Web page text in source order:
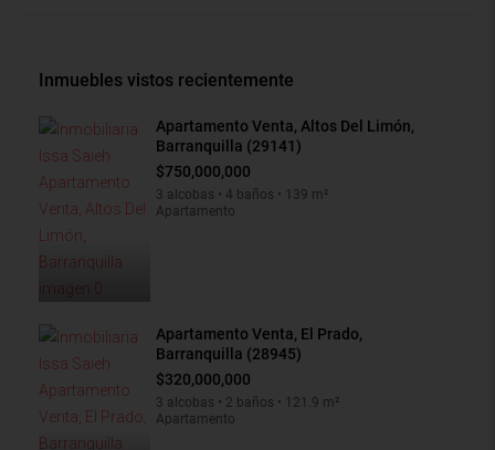
Inmuebles vistos recientemente
Apartamento Venta, Altos Del Limón,
Barranquilla (29141)
$750,000,000
3 alcobas • 4 baños • 139 m²
Apartamento
Apartamento Venta, El Prado,
Barranquilla (28945)
$320,000,000
3 alcobas • 2 baños • 121.9 m²
Apartamento